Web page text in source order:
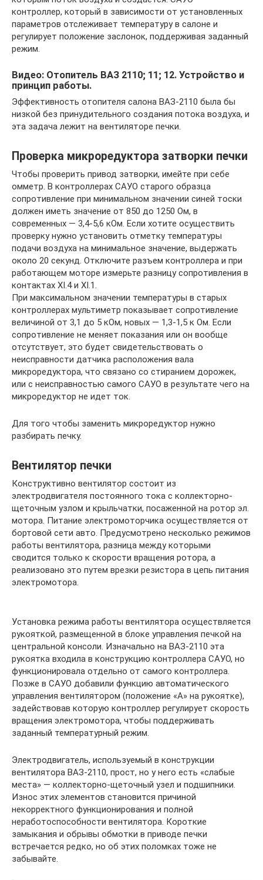
контроллер, который в зависимости от установленных
параметров отслеживает температуру в салоне и
регулирует положение заслонок, поддерживая заданный
режим.
Видео: Отопитель ВАЗ 2110; 11; 12. Устройство и
принцип работы.
Эффективность отопителя салона ВАЗ-2110 была бы
низкой без принудительного создания потока воздуха, и
эта задача лежит на вентиляторе печки.
Проверка микроредуктора затворки печки
Чтобы проверить привод затворки, имейте при себе
омметр. В контроллерах САУО старого образца
сопротивление при минимальном значении синей тоски
должен иметь значение от 850 до 1250 Ом, в
современных — 3,4-5,6 кОм. Если хотите осуществить
проверку нужно установить отметку температуры
подачи воздуха на минимальное значение, выдержать
около 20 секунд. Отключите разъем контроллера и при
работающем моторе измерьте разницу сопротивления в
контактах ХI.4 и ХI.1.
При максимальном значении температуры в старых
контроллерах мультиметр показывает сопротивление
величиной от 3,1 до 5 кОм, новых — 1,3-1,5 к Ом. Если
сопротивление не меняет показания или он вообще
отсутствует, это будет свидетельствовать о
неисправности датчика расположения вала
микроредуктора, что связано со стиранием дорожек,
или с неисправностью самого САУО в результате чего на
микроредуктор не идет ток.
Для того чтобы заменить микроредуктор нужно
разбирать печку.
Вентилятор печки
Конструктивно вентилятор состоит из
электродвигателя постоянного тока с коллекторно-
щеточным узлом и крыльчатки, посаженной на ротор эл.
мотора. Питание электромоторчика осуществляется от
бортовой сети авто. Предусмотрено несколько режимов
работы вентилятора, разница между которыми
сводится только к скорости вращения ротора, а
реализовано это путем врезки резистора в цепь питания
электромотора.
Установка режима работы вентилятора осуществляется
рукояткой, размещенной в блоке управления печкой на
центральной консоли. Изначально на ВАЗ-2110 эта
рукоятка входила в конструкцию контроллера САУО, но
функционировала отдельно от самого контроллера.
Позже в САУО добавили функцию автоматического
управления вентилятором (положение «А» на рукоятке),
задействовав которую контроллер регулирует скорость
вращения электромотора, чтобы поддерживать
заданный температурный режим.
Электродвигатель, используемый в конструкции
вентилятора ВАЗ-2110, прост, но у него есть «слабые
места» — коллекторно-щеточный узел и подшипники.
Износ этих элементов становится причиной
некорректного функционирования и полной
неработоспособности вентилятора. Короткие
замыкания и обрывы обмотки в приводе печки
встречается редко, но об этих поломках тоже не
забывайте.